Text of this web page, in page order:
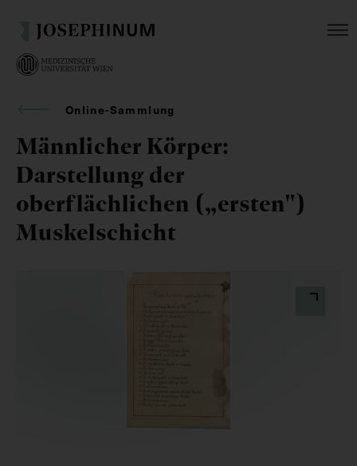
Online-Sammlung
Männlicher Körper:
Darstellung der
oberflächlichen („ersten")
Muskelschicht